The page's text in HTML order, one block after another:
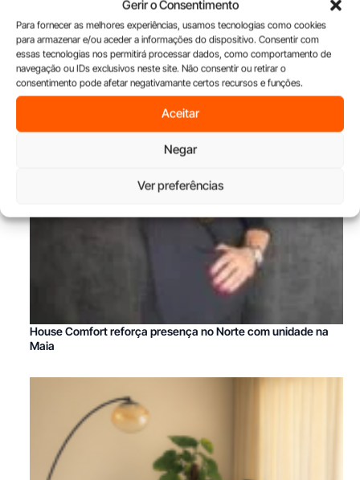
Gerir o Consentimento
Para fornecer as melhores experiências, usamos tecnologias como cookies
para armazenar e/ou aceder a informações do dispositivo. Consentir com
essas tecnologias nos permitirá processar dados, como comportamento de
navegação ou IDs exclusivos neste site. Não consentir ou retirar o
consentimento pode afetar negativamante certos recursos e funções.
Aceitar
Negar
Ver preferências
House Comfort reforça presença no Norte com unidade na
Maia